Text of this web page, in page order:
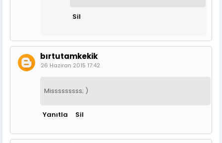
Sil
bırtutamkekik
26 Haziran 2015 17:42
Misssssssss; )
Yanıtla Sil